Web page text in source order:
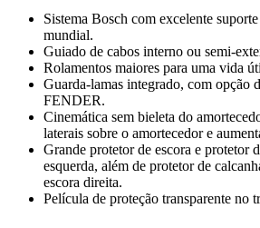
Sistema Bosch com excelente
mundial.
Guiado de cabos interno ou semi-
Rolamentos maiores para uma vida
Guarda-lamas integrado, com opção
FENDER.
Cinemática sem bieleta do
laterais sobre o amortecedor e
Grande protetor de escora e protetor
esquerda, além de protetor de
escora direita.
Película de proteção transparente no